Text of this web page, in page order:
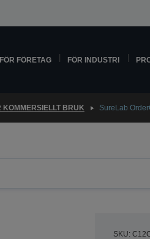
FÖR FÖRETAG FÖR INDUSTRI
KOMMERSIELLT BRUK SureLab
SKU: